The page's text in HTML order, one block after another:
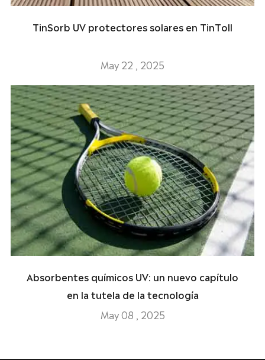
TinSorb UV protectores solares en TinToll
May 22 , 2025
Absorbentes químicos UV: un nuevo capítulo
en la tutela de la tecnología
May 08 , 2025